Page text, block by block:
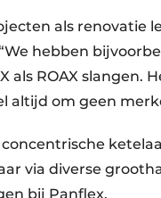
als renovatie
hebben
als ROAX
altijd om geen
concentrische
via diverse
bij Panflex.